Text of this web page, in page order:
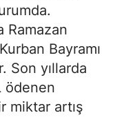
Ramazan
Bayramı
Son yıllarda
ödenen
miktar artış